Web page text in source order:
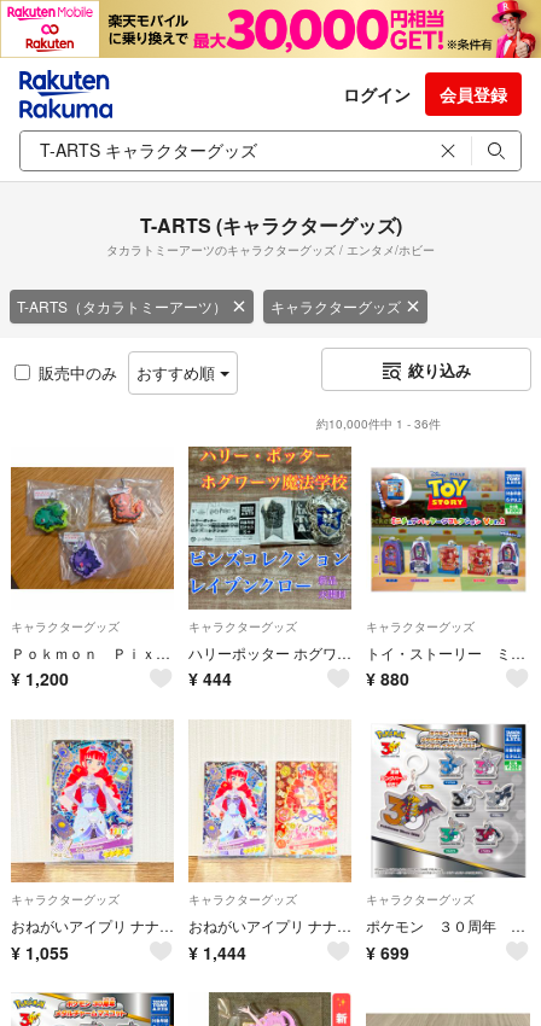
ログイン 会員登録
T-ARTS (キャラクターグッズ)
タカラトミーアーツのキャラクターグッズ / エンタメ/ホビー
T-ARTS（タカラトミーアーツ） キャラクターグッズ
販売中のみ おすすめ順 絞り込み
約10,000件中 1 - 36件
キャラクターグッズ
Ｐｏｋｍｏｎ Ｐｉｘｅｌ Ａｒｔ つれあるきマスコット
¥ 1,200
キャラクターグッズ
ハリーポッター ホグワーツ魔法学校 ピンズコレクション レイブンクロー
¥ 444
キャラクターグッズ
トイ・ストーリー ミニチュアパッケージコレクション Ｖｅｒ．２
¥ 880
キャラクターグッズ
おねがいアイプリ ナナ うらないクォーツ
¥ 1,055
キャラクターグッズ
おねがいアイプリ ナナ うらないクォーツ ローズリボン
¥ 1,444
キャラクターグッズ
ポケモン ３０周年 メタルチャームマスコット 〜シンオウ、イッシュ、カロス〜 めじるしアクセサリー ディアルガ
¥ 699